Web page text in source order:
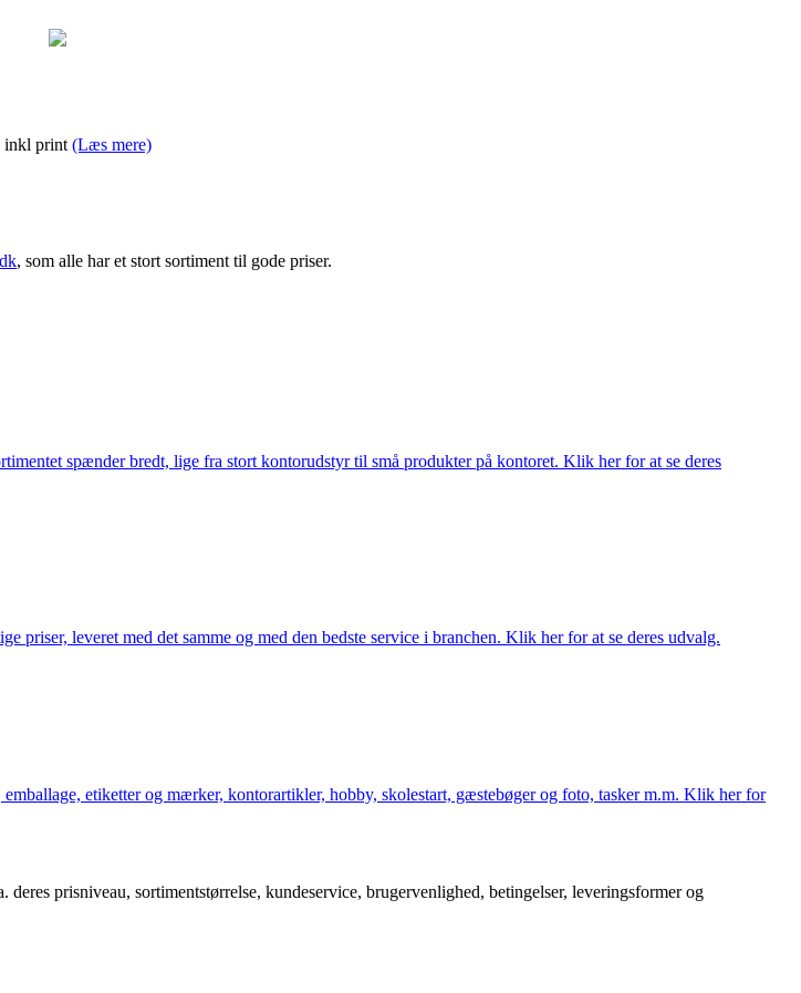
inkl print (Læs mere)
, som alle har et stort sortiment til gode priser.
spænder bredt, lige fra stort kontorudstyr til små produkter på kontoret. Klik her for at se deres
leveret med det samme og med den bedste service i branchen. Klik her for at se deres udvalg.
etiketter og mærker, kontorartikler, hobby, skolestart, gæstebøger og foto, tasker m.m. Klik her for
prisniveau, sortimentstørrelse, kundeservice, brugervenlighed, betingelser, leveringsformer og